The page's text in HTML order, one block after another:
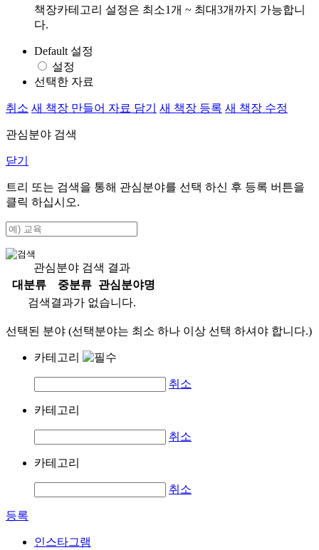
책장카테고리 설정은 최소1개 ~ 최대3개까지 가능합니
다.
Default 설정
설정
선택한 자료
취소 새 책장 만들어 자료 담기 새 책장 등록 새 책장 수정
관심분야 검색
닫기
트리 또는 검색을 통해 관심분야를 선택 하신 후 등록 버튼을
클릭 하십시오.
관심분야 검색 결과
대분류
중분류
관심분야명
검색결과가 없습니다.
선택된 분야 (선택분야는 최소 하나 이상 선택 하셔야 합니다.)
카테고리
취소
카테고리
취소
카테고리
취소
등록
인스타그램